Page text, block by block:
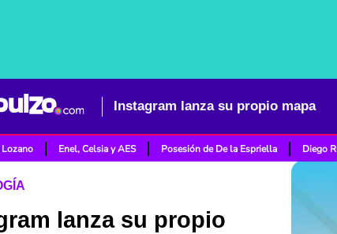
Instagram lanza su propio mapa
Lozano Enel, Celsia y AES Posesión de De la Espriella Diego
lanza su propio